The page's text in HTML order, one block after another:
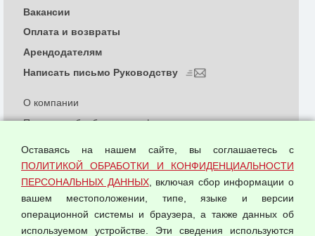
О компании
Политика обработки и конфиденциальности
Согласием на обработку персональных данных
Оферта оптовой купли-продажи
Публичная оферта
Вакансии
Оплата и возвраты
Арендодателям
Написать письмо Руководству
Оставаясь на нашем сайте, вы соглашаетесь с
ПОЛИТИКОЙ ОБРАБОТКИ И КОНФИДЕНЦИАЛЬНОСТИ
ПЕРСОНАЛЬНЫХ ДАННЫХ, включая сбор информации о
вашем местоположении, типе, языке и версии
операционной системы и браузера, а также данных об
используемом устройстве. Эти сведения используются